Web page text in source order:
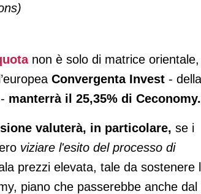
non è solo di matrice orientale,
Convergenta Invest - della
manterrà il 25,35% di Ceconomy.
valuterà, in particolare, se i
viziare l'esito del processo di
prezzi elevata, tale da sostenere
piano che passerebbe anche dal